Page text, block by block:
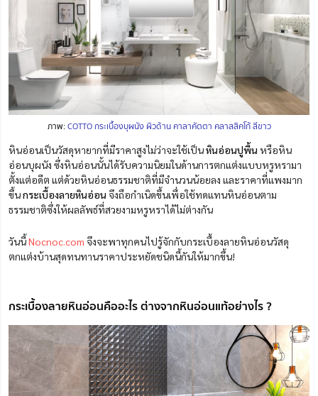
ภาพ:COTTO กระเบื้องบุผนัง ผิวด้าน คาลาคัตตา คลาสสิคโก้ สีขาว
หินอ่อนเป็นวัสดุหายากที่มีราคาสูงไม่ว่าจะใช้เป็นหินอ่อนปูพื้นหรือหิน
อ่อนบุผนัง ซึ่งหินอ่อนนั้นได้รับความนิยมในด้านการตกแต่งแบบหรูหรามา
ตั้งแต่อดีต แต่ด้วยหินอ่อนธรรมชาติที่มีจำนวนน้อยลง และราคาที่แพงมาก
ขึ้นกระเบื้องลายหินอ่อน จึงถือกำเนิดขึ้นเพื่อใช้ทดแทนหินอ่อนตาม
ธรรมชาติซึ่งให้ผลลัพธ์ที่สวยงามหรูหราได้ไม่ต่างกัน
วันนี้Nocnoc.com จึงจะพาทุกคนไปรู้จักกับกระเบื้องลายหินอ่อนวัสดุ
ตกแต่งบ้านสุดทนทานราคาประหยัดชนิดนี้กันให้มากขึ้น!
กระเบื้องลายหินอ่อนคืออะไร ต่างจากหินอ่อนแท้อย่างไร ?